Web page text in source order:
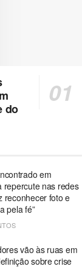
do
em
repercute nas redes
reconhecer foto e
pela fé”
vão às ruas em
sobre crise